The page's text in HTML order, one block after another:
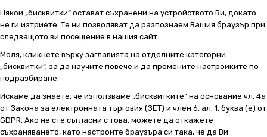
Някои „бисквитки“ остават съхранени на устройството Ви, докато
не ги изтриете. Те ни позволяват да разпознаем Вашия браузър при
следващото ви посещение в нашия сайт.
Моля, кликнете върху заглавията на отделните категории
„бисквитки“, за да научите повече и да промените настройките по
подразбиране.
Искаме да знаете, че използваме „бисквитките“ на основание чл. 4а
от Закона за електронната търговия (ЗЕТ) и член 6, ал. 1, буква (е) от
GDPR. Ако не сте съгласни с това, можете да откажете
съхраняването, като настроите браузъра си така, че да Ви